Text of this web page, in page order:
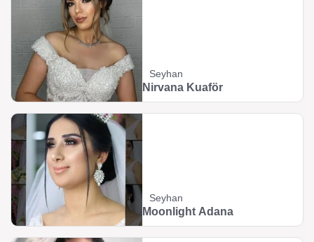
Seyhan
Nirvana Kuaför
Seyhan
Moonlight Adana